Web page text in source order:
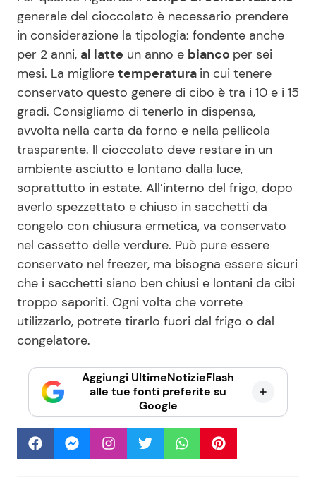
generale del cioccolato è necessario prendere
in considerazione la tipologia: fondente anche
per 2 anni, al latte un anno e bianco per sei
mesi. La migliore temperatura in cui tenere
conservato questo genere di cibo è tra i 10 e i 15
gradi. Consigliamo di tenerlo in dispensa,
avvolta nella carta da forno e nella pellicola
trasparente. Il cioccolato deve restare in un
ambiente asciutto e lontano dalla luce,
soprattutto in estate. All’interno del frigo, dopo
averlo spezzettato e chiuso in sacchetti da
congelo con chiusura ermetica, va conservato
nel cassetto delle verdure. Può pure essere
conservato nel freezer, ma bisogna essere sicuri
che i sacchetti siano ben chiusi e lontani da cibi
troppo saporiti. Ogni volta che vorrete
utilizzarlo, potrete tirarlo fuori dal frigo o dal
congelatore.
Aggiungi UltimeNotizieFlash
alle tue fonti preferite su
Google